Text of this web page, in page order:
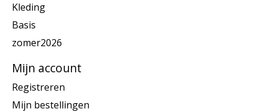
Kleding
Basis
zomer2026
Mijn account
Registreren
Mijn bestellingen